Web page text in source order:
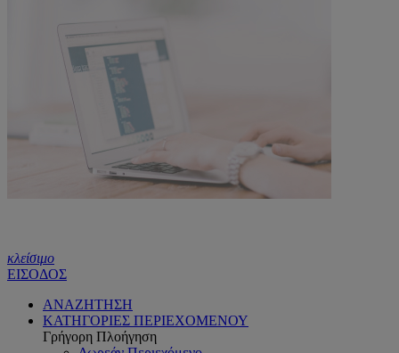
κλείσιμο
ΕΙΣΟΔΟΣ
ΑΝΑΖΗΤΗΣΗ
ΚΑΤΗΓΟΡΙΕΣ ΠΕΡΙΕΧΟΜΕΝΟΥ
Γρήγορη Πλοήγηση